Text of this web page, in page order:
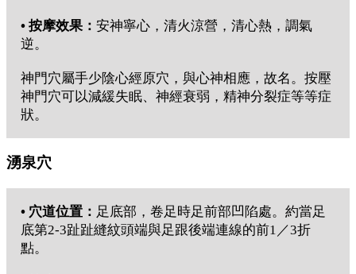
• 按摩效果： 安神寧心，清火涼營，清心熱，調氣
逆。
神門穴屬手少陰心經原穴，與心神相應，故名。按壓
神門穴可以減緩失眠、神經衰弱，精神分裂症等等症
狀。
湧泉穴
• 穴道位置： 足底部，卷足時足前部凹陷處。約當足
底第2-3趾趾縫紋頭端與足跟後端連線的前1／3折
點。